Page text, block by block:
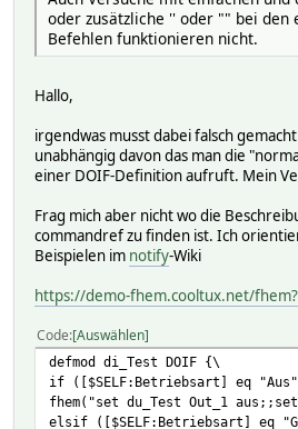
# uiTable:
#
setstate di_Test 2025-04-21
setstate di_Test 2025-04-21
setstate di_Test 2025-04-21
oder zusätzliche '' oder "" bei den
Befehlen funktionieren nicht.
Hallo,
irgendwas musst dabei falsch
unabhängig davon das man die
einer DOIF-Definition aufruft. Mein
Frag mich aber nicht wo die
commandref zu finden ist. Ich
Beispielen im notify-Wiki
https://demo-fhem.cooltux.net/
Code Auswählen
defmod di_Test DOIF {\
if ([$SELF:Betriebsart] eq
fhem("set du_Test Out_1
elsif ([$SELF:Betriebsart] eq